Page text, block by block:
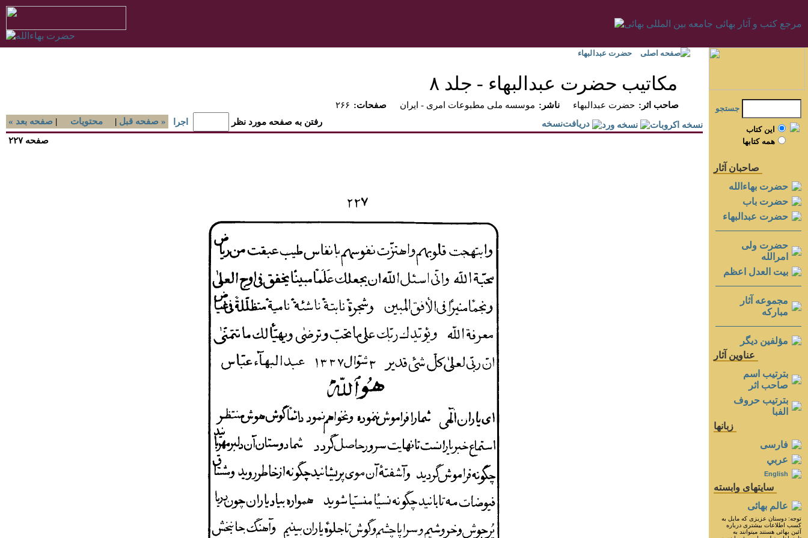
صفحه اصلی حضرت عبدالبهاء
مكاتيب حضرت عبدالبهاء - جلد ۸
۲۶۶ :صفحات موسسه ملی مطبوعات امری - ايران :ناشر حضرت عبدالبهاء
:صاحب اثر
« صفحه بعد | محتويات | صفحه قبل » رفتن به صفحه مورد نظر اجرا
جستجو
اين کتاب
همه کتابها
صاحبان آثار
حضرت بهاءالله
حضرت باب
حضرت عبدالبهاء
حضرت ولی
امرالله
بيت العدل اعظم
مجموعه آثار
مباركه
مؤلفين ديگر
عناوين آثار
بترتيب اسم
صاحب اثر
بترتيب حروف
الفبا
زبانها
فارسی
عربي
English
سايتهای وابسته
عالم بهائی
توجه: دوستان عزيزى كه مايل به
كسب اطلاعات بيشترى درباره
آئين بهائى هستند ميتوانند به